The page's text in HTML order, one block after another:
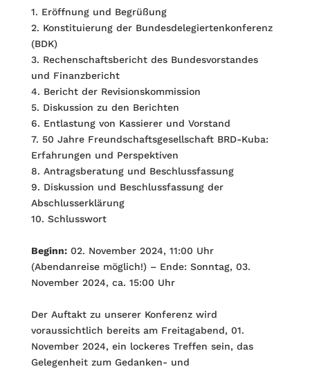
1. Eröffnung und Begrüßung
2. Konstituierung der Bundesdelegiertenkonferenz
(BDK)
3. Rechenschaftsbericht des Bundesvorstandes
und Finanzbericht
4. Bericht der Revisionskommission
5. Diskussion zu den Berichten
6. Entlastung von Kassierer und Vorstand
7. 50 Jahre Freundschaftsgesellschaft BRD-Kuba:
Erfahrungen und Perspektiven
8. Antragsberatung und Beschlussfassung
9. Diskussion und Beschlussfassung der
Abschlusserklärung
10. Schlusswort
Beginn:02. November 2024, 11:00 Uhr
(Abendanreise möglich!) – Ende: Sonntag, 03.
November 2024, ca. 15:00 Uhr
Der Auftakt zu unserer Konferenz wird
voraussichtlich bereits am Freitagabend, 01.
November 2024, ein lockeres Treffen sein, das
Gelegenheit zum Gedanken- und